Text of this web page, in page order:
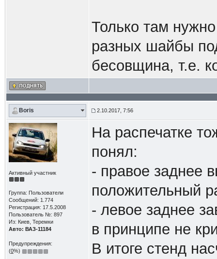
Только там
разных шайбы
бесовщина, т.е.
Boris 2.10.2017, 7:56
Активный участник
Группа: Пользователи
Сообщений: 1.774
Регистрация: 17.5.2008
Пользователь №: 897
Из: Киев, Теремки
Авто: ВАЗ-11184
Предупреждения:
(0%)
На распечатке
понял:
- правое заднее
положительный
- левое заднее
в принципе не
В итоге стенд